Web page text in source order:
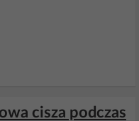
cisza podczas